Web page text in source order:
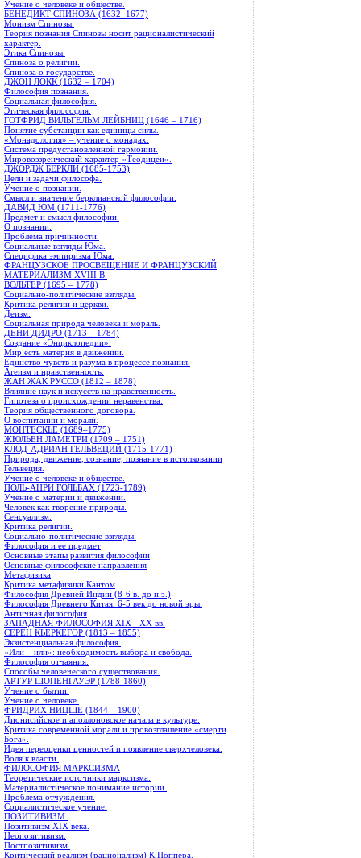
Учение о человеке и обществе.
БЕНЕДИКТ СПИНОЗА (1632–1677)
Монизм Спинозы.
Теория познания Спинозы носит рационалистический
характер.
Этика Спинозы.
Спиноза о религии.
Спиноза о государстве.
ДЖОН ЛОКК (1632 – 1704)
Философия познания.
Социальная философия.
Этическая философия.
ГОТФРИД ВИЛЬГЕЛЬМ ЛЕЙБНИЦ (1646 – 1716)
Понятие субстанции как единицы силы.
«Монадология» – учение о монадах.
Система предустановленной гармонии.
Мировоззренческий характер «Теодицеи».
ДЖОРДЖ БЕРКЛИ (1685-1753)
Цели и задачи философа.
Учение о познании.
Смысл и значение берклианской философии.
ДАВИД ЮМ (1711-1776)
Предмет и смысл философии.
О познании.
Проблема причинности.
Социальные взгляды Юма.
Специфика эмпиризма Юма.
ФРАНЦУЗСКОЕ ПРОСВЕЩЕНИЕ И ФРАНЦУЗСКИЙ
МАТЕРИАЛИЗМ XVIII В.
ВОЛЬТЕР (1695 – 1778)
Социально-политические взгляды.
Критика религии и церкви.
Деизм.
Социальная природа человека и мораль.
ДЕНИ ДИДРО (1713 – 1784)
Создание «Энциклопедии».
Мир есть материя в движении.
Единство чувств и разума в процессе познания.
Атеизм и нравственность.
ЖАН ЖАК РУССО (1812 – 1878)
Влияние наук и искусств на нравственность.
Гипотеза о происхождении неравенства.
Теория общественного договора.
О воспитании и морали.
МОНТЕСКЬЕ (1689–1775)
ЖЮЛЬЕН ЛАМЕТРИ (1709 – 1751)
КЛОД-АДРИАН ГЕЛЬВЕЦИЙ (1715-1771)
Природа, движение, сознание, познание в истолковании
Гельвеция.
Учение о человеке и обществе.
ПОЛЬ-АНРИ ГОЛЬБАХ (1723-1789)
Учение о материи и движении.
Человек как творение природы.
Сенсуализм.
Критика религии.
Социально-политические взгляды.
Философия и ее предмет
Основные этапы развития философии
Основные философские направления
Метафизика
Критика метафизики Кантом
Философия Древней Индии (8-6 в. до н.э.)
Философия Древнего Китая. 6-5 век до новой эры.
Античная философия
ЗАПАДНАЯ ФИЛОСОФИЯ XIX - XX вв.
СЁРЕН КЬЕРКЕГОР (1813 – 1855)
Экзистенциальная философия.
«Или – или»: необходимость выбора и свобода.
Философия отчаяния.
Способы человеческого существования.
АРТУР ШОПЕНГАУЭР (1788-1860)
Учение о бытии.
Учение о человеке.
ФРИДРИХ НИЦШЕ (1844 – 1900)
Дионисийское и аполлоновское начала в культуре.
Критика современной морали и провозглашение «смерти
Бога».
Идея переоценки ценностей и появление сверхчеловека.
Воля к власти.
ФИЛОСОФИЯ МАРКСИЗМА
Теоретические источники марксизма.
Материалистическое понимание истории.
Проблема отчуждения.
Социалистическое учение.
ПОЗИТИВИЗМ.
Позитивизм XIX века.
Неопозитивизм.
Постпозитивизм.
Критический реализм (рационализм) К.Поппера.